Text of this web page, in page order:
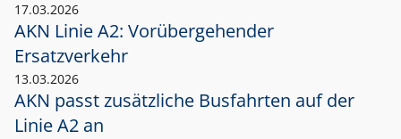
17.03.2026
AKN Linie A2: Vorübergehender
Ersatzverkehr
13.03.2026
AKN passt zusätzliche Busfahrten auf der
Linie A2 an